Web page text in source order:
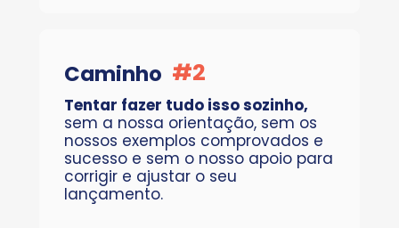
#2
Caminho
sem a nossa orientação, sem os
nossos exemplos comprovados e
sucesso e sem o nosso apoio para
corrigir e ajustar o seu
lançamento.